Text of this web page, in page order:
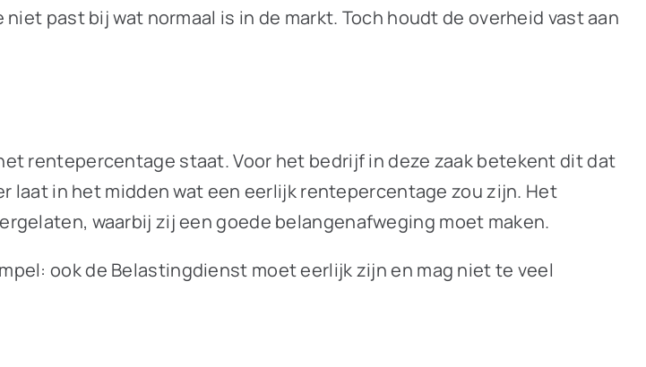
past bij wat normaal is in de markt. Toch houdt de overheid vast aan
rentepercentage staat. Voor het bedrijf in deze zaak betekent dit dat
laat in het midden wat een eerlijk rentepercentage zou zijn. Het
waarbij zij een goede belangenafweging moet maken.
ook de Belastingdienst moet eerlijk zijn en mag niet te veel